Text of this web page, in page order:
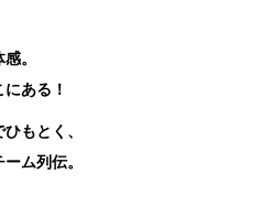
。
ある！
もとく、
ム列伝。